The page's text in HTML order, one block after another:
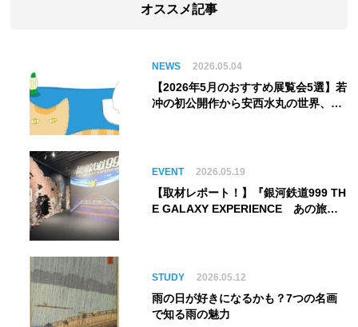
オススメ記事
NEWS 2026.05.04
【2026年5月のおすすめ展覧会5選】若
冲の初公開作から安西水丸の世界、そ
EVENT 2026.05.19
【取材レポート！】『銀河鉄道999 TH
E GALAXY EXPERIENCE あの旅
ム】
STUDY 2026.05.12
雨の日が好きになるかも？7つの名画
で知る雨の魅力